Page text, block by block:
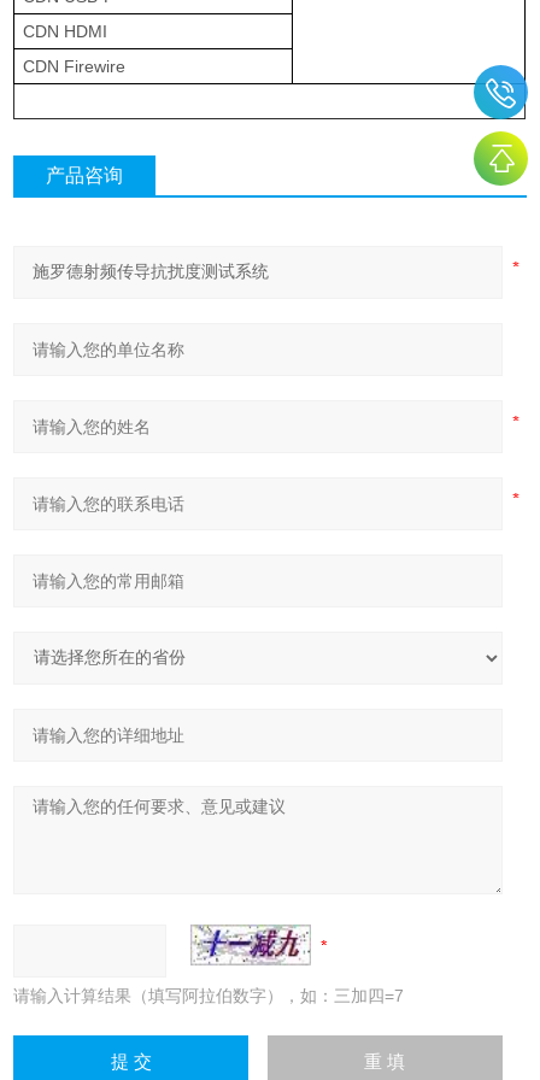
CDN HDMI
CDN Firewire
产品咨询
请输入计算结果（填写阿拉伯数字），如：三加四=7